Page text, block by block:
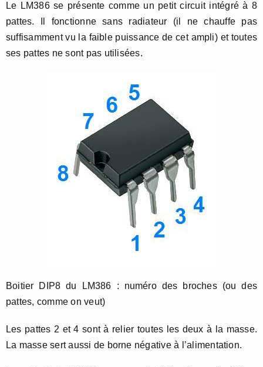
Le LM386 se présente comme un petit circuit intégré à 8
pattes. Il fonctionne sans radiateur (il ne chauffe pas
suffisamment vu la faible puissance de cet ampli) et toutes
ses pattes ne sont pas utilisées.
Boitier DIP8 du LM386 : numéro des broches (ou des
pattes, comme on veut)
Les pattes 2 et 4 sont à relier toutes les deux à la masse.
La masse sert aussi de borne négative à l’alimentation.